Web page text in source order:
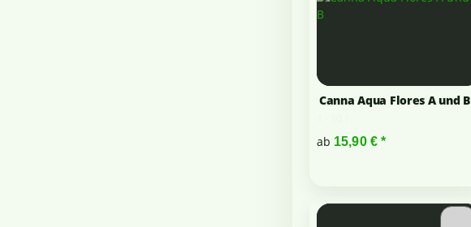
Canna Aqua Flores A und B
ab 15,90 € *